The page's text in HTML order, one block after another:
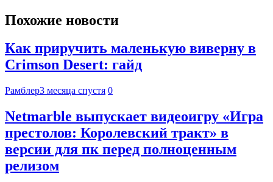
Похожие новости
Как приручить маленькую виверну в
Crimson Desert: гайд
Рамблер3 месяца спустя 0
Netmarble выпускает видеоигру «Игра
престолов: Королевский тракт» в
версии для пк перед полноценным
релизом